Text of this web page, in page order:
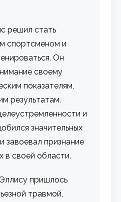
решил стать
спортсменом и
Он
своему
показателям,
результатам.
и
значительных
завоевал признание
в своей области.
пришлось
травмой,